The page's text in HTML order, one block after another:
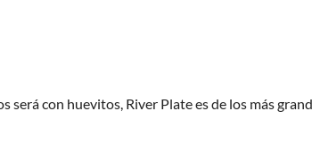
será con huevitos, River Plate es de los más